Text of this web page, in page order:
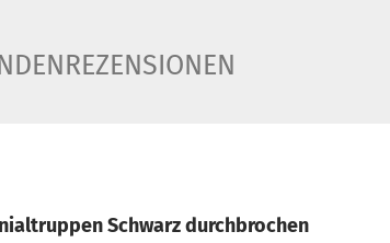
Schwarz durchbrochen